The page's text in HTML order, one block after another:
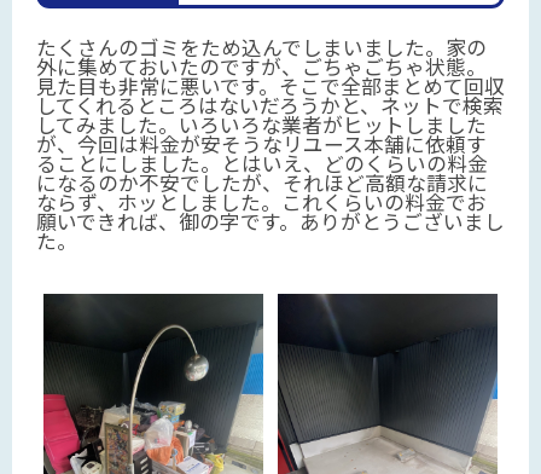
たくさんのゴミをため込んでしまいました。家の
外に集めておいたのですが、ごちゃごちゃ状態。
見た目も非常に悪いです。そこで全部まとめて回収
してくれるところはないだろうかと、ネットで検索
してみました。いろいろな業者がヒットしました
が、今回は料金が安そうなリユース本舗に依頼す
ることにしました。とはいえ、どのくらいの料金
になるのか不安でしたが、それほど高額な請求に
ならず、ホッとしました。これくらいの料金でお
願いできれば、御の字です。ありがとうございまし
た。